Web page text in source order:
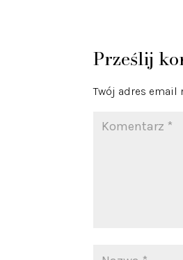
Prześlij
Twój adres email